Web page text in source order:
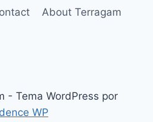
About Terragam
- Tema WordPress por
WP